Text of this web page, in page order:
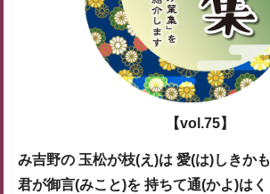
【vol.75】
み吉野の 玉松が枝(え)は 愛(は)しきかも
君が御言(みこと)を 持ちて通(かよ)はく